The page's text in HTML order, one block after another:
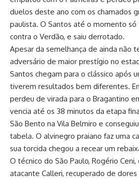
duelos deste ano com os chamados
paulista. O Santos até o momento só
contra o Verdão, e saiu derrotado.
Apesar da semelhança de ainda não
adversário de maior prestígio no
Santos chegam para o clássico após
tiverem resultados bem diferentes.
perdeu de virada para o Bragantino
vencia até os 38 minutos da etapa
São Bento na Vila Belmiro e
tabela. O alvinegro praiano faz uma
sua torcida chegou a recear um
O técnico do São Paulo, Rogério
atacante Calleri, recuperado de